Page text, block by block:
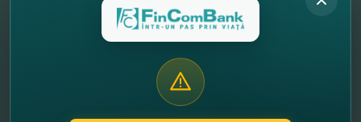
Другие новости